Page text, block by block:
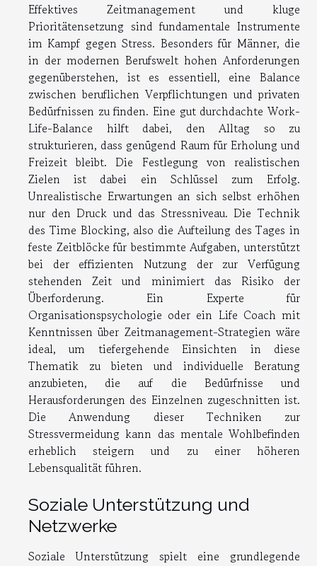
Effektives Zeitmanagement und kluge
Prioritätensetzung sind fundamentale Instrumente
im Kampf gegen Stress. Besonders für Männer, die
in der modernen Berufswelt hohen Anforderungen
gegenüberstehen, ist es essentiell, eine Balance
zwischen beruflichen Verpflichtungen und privaten
Bedürfnissen zu finden. Eine gut durchdachte Work-
Life-Balance hilft dabei, den Alltag so zu
strukturieren, dass genügend Raum für Erholung und
Freizeit bleibt. Die Festlegung von realistischen
Zielen ist dabei ein Schlüssel zum Erfolg.
Unrealistische Erwartungen an sich selbst erhöhen
nur den Druck und das Stressniveau. Die Technik
des Time Blocking, also die Aufteilung des Tages in
feste Zeitblöcke für bestimmte Aufgaben, unterstützt
bei der effizienten Nutzung der zur Verfügung
stehenden Zeit und minimiert das Risiko der
Überforderung. Ein Experte für
Organisationspsychologie oder ein Life Coach mit
Kenntnissen über Zeitmanagement-Strategien wäre
ideal, um tiefergehende Einsichten in diese
Thematik zu bieten und individuelle Beratung
anzubieten, die auf die Bedürfnisse und
Herausforderungen des Einzelnen zugeschnitten ist.
Die Anwendung dieser Techniken zur
Stressvermeidung kann das mentale Wohlbefinden
erheblich steigern und zu einer höheren
Lebensqualität führen.
Soziale Unterstützung und
Netzwerke
Soziale Unterstützung spielt eine grundlegende